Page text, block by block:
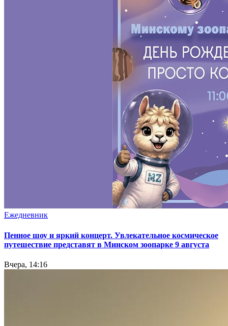
Ежедневник
Пенное шоу и яркий концерт. Увлекательное космическое
путешествие представят в Минском зоопарке 9 августа
Вчера, 14:16